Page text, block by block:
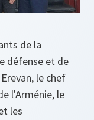
de la
défense et de
le chef
l'Arménie, le
les